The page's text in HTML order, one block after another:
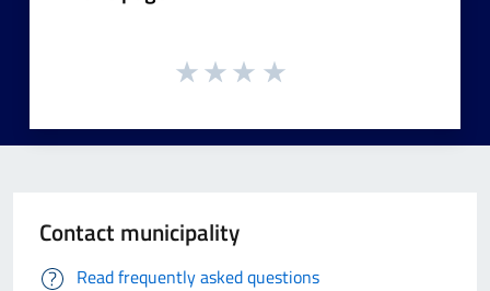
Contact municipality
Read frequently asked questions